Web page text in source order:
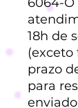
18h de
(exceto
prazo
para